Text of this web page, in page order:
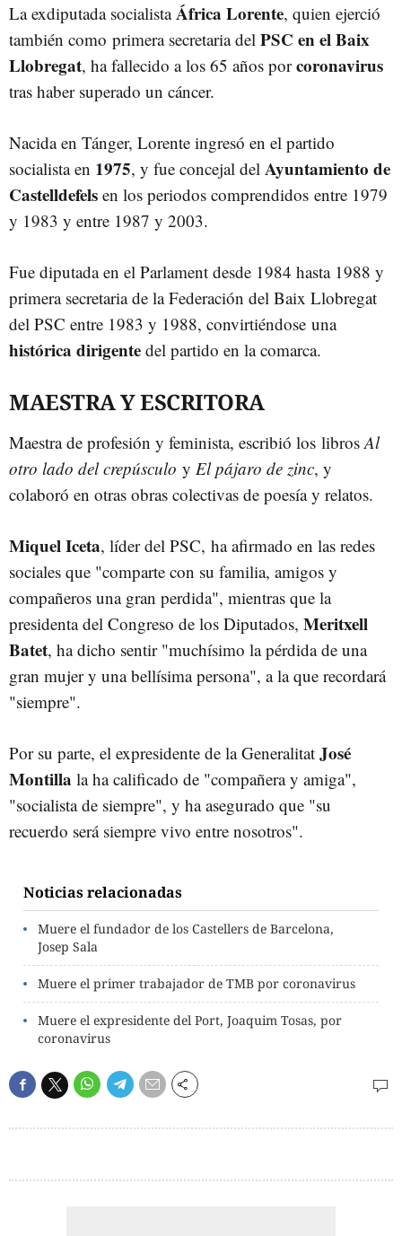
La exdiputada socialistaÁfrica Lorente, quien ejerció
también como primera secretaria del PSC en el Baix
Llobregat, ha fallecido a los 65 años porcoronavirus
tras haber superado un cáncer.
Nacida en Tánger, Lorente ingresó en el partido
socialista en 1975, y fue concejal del Ayuntamiento de
Castelldefels en los periodos comprendidos entre 1979
y 1983 y entre 1987 y 2003.
Fue diputada en el Parlament desde 1984 hasta 1988 y
primera secretaria de la Federación del Baix Llobregat
del PSC entre 1983 y 1988, convirtiéndose una
histórica dirigente del partido en la comarca.
MAESTRA Y ESCRITORA
Maestra de profesión y feminista, escribió los librosAl
otro lado del crepúsculo y El pájaro de zinc, y
colaboró en otras obras colectivas de poesía y relatos.
Miquel Iceta, líder del PSC, ha afirmado en las redes
sociales que "comparte con su familia, amigos y
compañeros una gran perdida", mientras que la
presidenta del Congreso de los Diputados, Meritxell
Batet, ha dicho sentir "muchísimo la pérdida de una
gran mujer y una bellísima persona", a la que recordará
"siempre".
Por su parte, el expresidente de la Generalitat José
Montilla la ha calificado de "compañera y amiga",
"socialista de siempre", y ha asegurado que "su
recuerdo será siempre vivo entre nosotros".
Noticias relacionadas
Muere el fundador de los Castellers de Barcelona,
Josep Sala
Muere el primer trabajador de TMB por coronavirus
Muere el expresidente del Port, Joaquim Tosas, por
coronavirus